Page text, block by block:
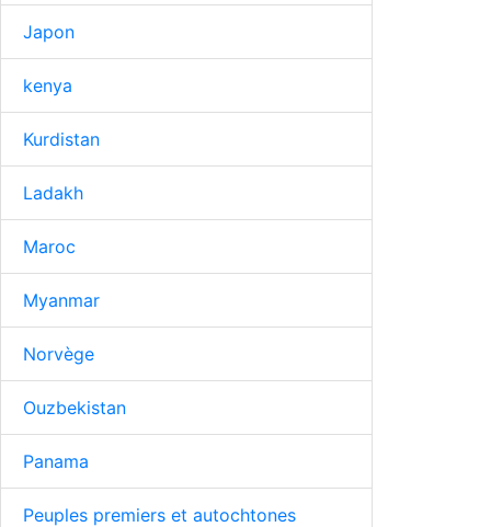
Japon
kenya
Kurdistan
Ladakh
Maroc
Myanmar
Norvège
Ouzbekistan
Panama
Peuples premiers et autochtones